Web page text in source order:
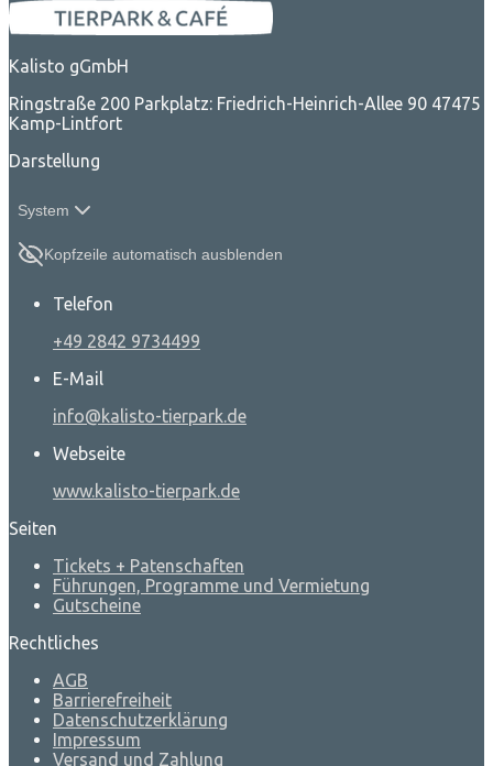
Kalisto gGmbH
Ringstraße 200 Parkplatz: Friedrich-Heinrich-Allee 90 47475
Kamp-Lintfort
Darstellung
System
Kopfzeile automatisch ausblenden
Telefon
+49 2842 9734499
E-Mail
info@kalisto-tierpark.de
Webseite
www.kalisto-tierpark.de
Seiten
Tickets + Patenschaften
Führungen, Programme und Vermietung
Gutscheine
Rechtliches
AGB
Barrierefreiheit
Datenschutzerklärung
Impressum
Versand und Zahlung